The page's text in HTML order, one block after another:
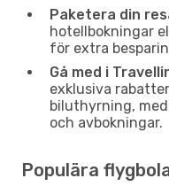
Paketera din
hotellbokningar
för extra
Gå med i
exklusiva
biluthyrning,
och avbokningar.
Populära